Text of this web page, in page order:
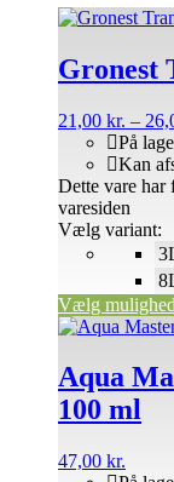
Gronest
21,00 kr. –
På
Kan
Vælg variant:
Vælg
Dette vare har
varesiden
Aqua
100 ml
47,00 kr.